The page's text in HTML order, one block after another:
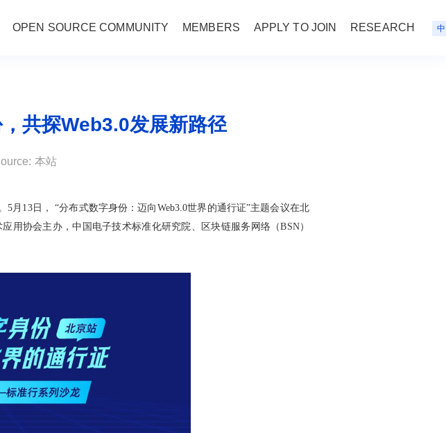
中
OPEN SOURCE COMMUNITY MEMBERS APPLY TO JOIN RESEARCH
共探Web3.0发展新路径
本站
月13日， “分布式数字身份：迈向Web3.0世界的通行证”主题会议在北
用协会主办，中国电子技术标准化研究院、区块链服务网络（BSN）